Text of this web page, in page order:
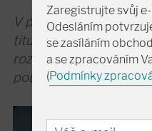
V případě, že je
titulky pro neslyšící,
rozlišení postav, které
použito na titulkovacím
Zaregistrujte svůj
Odesláním
se zasíláním
a se zpracováním
(Podmínky